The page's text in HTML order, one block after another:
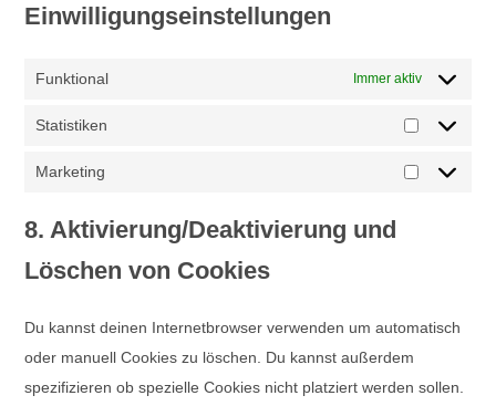
Einwilligungseinstellungen
Funktional Immer aktiv
Statistiken
Marketing
8. Aktivierung/Deaktivierung und
Löschen von Cookies
Du kannst deinen Internetbrowser verwenden um automatisch
oder manuell Cookies zu löschen. Du kannst außerdem
spezifizieren ob spezielle Cookies nicht platziert werden sollen.